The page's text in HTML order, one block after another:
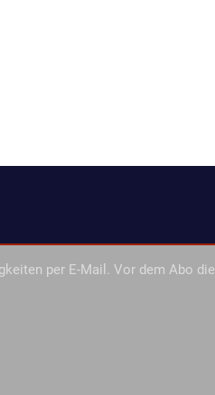
per E-Mail. Vor dem Abo die